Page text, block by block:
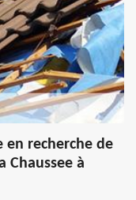
en recherche de
Chaussee à